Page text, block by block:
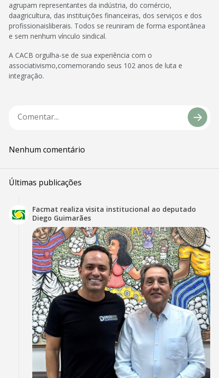
agrupam representantes da indústria, do comércio,
daagricultura, das instituições financeiras, dos serviços e dos
profissionaisliberais. Todos se reuniram de forma espontânea
e sem nenhum vínculo sindical.
A CACB orgulha-se de sua experiência com o
associativismo,comemorando seus 102 anos de luta e
integração.
Nenhum comentário
Últimas publicações
Facmat realiza visita institucional ao deputado
Diego Guimarães